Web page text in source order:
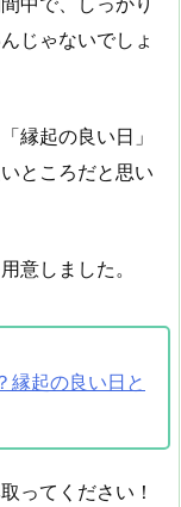
じゃないでしょ
縁起の良い日」
ところだと思い
意しました。
縁起の良い日と
ってください！